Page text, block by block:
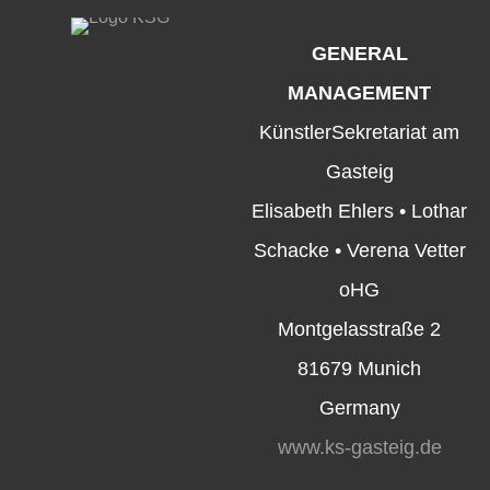
GENERAL
MANAGEMENT
KünstlerSekretariat am
Gasteig
Elisabeth Ehlers • Lothar
Schacke • Verena Vetter
oHG
Montgelasstraße 2
81679 Munich
Germany
www.ks-gasteig.de